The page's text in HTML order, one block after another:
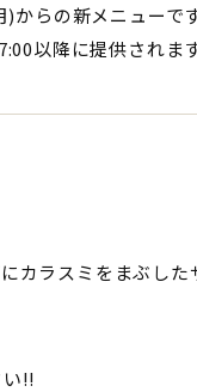
らの新メニューです
以降に提供されます
カラスミをまぶした
!!